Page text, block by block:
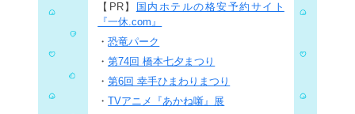
【PR】
国内ホテルの格安予約サイト
『一休.com』
・恐竜パーク
・第74回 橋本七夕まつり
・第6回 幸手ひまわりまつり
・TVアニメ『あかね噺』展